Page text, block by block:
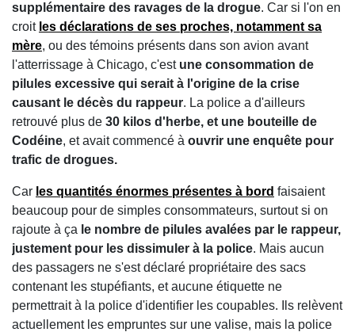
supplémentaire des ravages de la drogue. Car si l'on en
croit les déclarations de ses proches, notamment sa
mère, ou des témoins présents dans son avion avant
l'atterrissage à Chicago, c'est une consommation de
pilules excessive qui serait à l'origine de la crise
causant le décès du rappeur. La police a d'ailleurs
retrouvé plus de 30 kilos d'herbe, et une bouteille de
Codéine, et avait commencé à ouvrir une enquête pour
trafic de drogues.
Car les quantités énormes présentes à bord faisaient
beaucoup pour de simples consommateurs, surtout si on
rajoute à ça le nombre de pilules avalées par le rappeur,
justement pour les dissimuler à la police. Mais aucun
des passagers ne s'est déclaré propriétaire des sacs
contenant les stupéfiants, et aucune étiquette ne
permettrait à la police d'identifier les coupables. Ils relèvent
actuellement les empruntes sur une valise, mais la police